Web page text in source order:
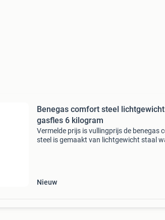
Benegas comfort steel
gasfles 6 kilogram
Vermelde prijs is vullingprijs de benegas
steel is gemaakt van lichtgewicht staal
Nieuw